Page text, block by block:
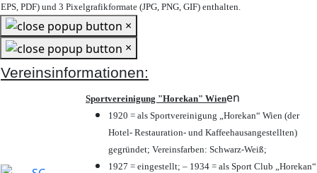
EPS, PDF) und 3 Pixelgrafikformate (JPG, PNG, GIF) enthalten.
×
×
Vereinsinformationen:
Sportvereinigung "Horekan" Wienen
1920 = als Sportvereinigung „Horekan“ Wien (der
Hotel- Restauration- und Kaffeehausangestellten)
gegründet; Vereinsfarben: Schwarz-Weiß;
1927 = eingestellt; – 1934 = als Sport Club „Horekan“